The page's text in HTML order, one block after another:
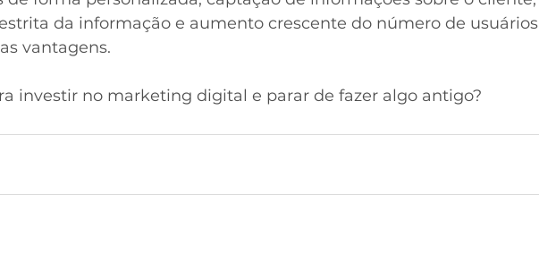
da informação e aumento crescente do número de usuários
vantagens.
investir no marketing digital e parar de fazer algo antigo?